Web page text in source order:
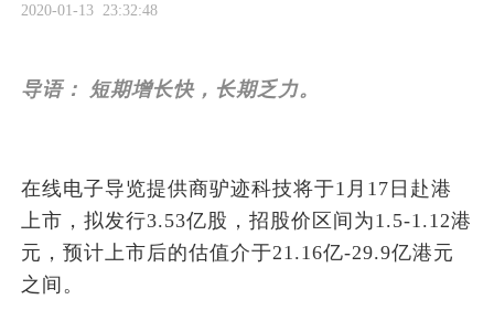
2020-01-13 23:32:48
导语： 短期增长快，长期乏力。
在线电子导览提供商驴迹科技将于1月17日赴港
上市，拟发行3.53亿股，招股价区间为1.5-1.12港
元，预计上市后的估值介于21.16亿-29.9亿港元
之间。